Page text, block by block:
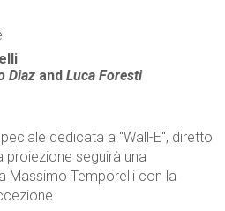
Diaz andLuca Foresti
dedicata a "Wall-E", diretto
proiezione seguirà una
Massimo Temporelli con la